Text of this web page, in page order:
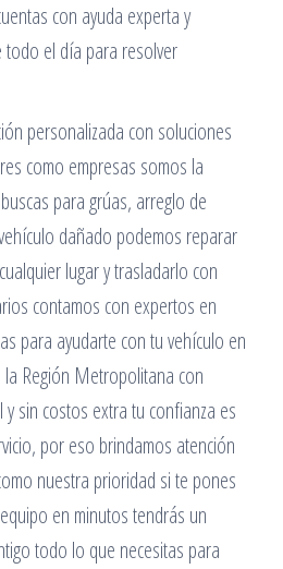
con ayuda experta y
el día para resolver
personalizada con soluciones
como empresas somos la
para grúas, arreglo de
dañado podemos reparar
lugar y trasladarlo con
contamos con expertos en
para ayudarte con tu vehículo en
Región Metropolitana con
y sin costos extra tu confianza es
por eso brindamos atención
nuestra prioridad si te pones
en minutos tendrás un
todo lo que necesitas para